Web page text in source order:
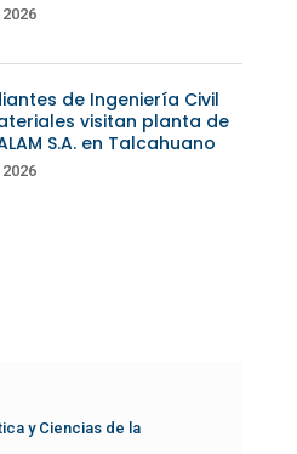
de Ingeniería Civil
visitan planta de
S.A. en Talcahuano
y Ciencias de la